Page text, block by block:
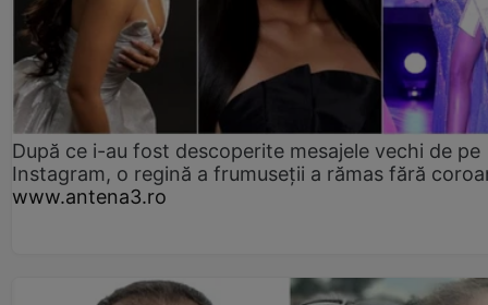
După ce i-au fost descoperite mesajele vechi de pe
Instagram, o regină a frumuseții a rămas fără
www.antena3.ro